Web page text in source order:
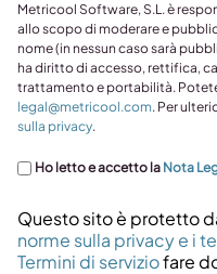
Metricool Software, S.L. è
allo scopo di moderare e
nome (in nessun caso sarà
ha diritto di accesso, rettifica,
trattamento e portabilità.
legal@metricool.com. Per
sulla privacy.
Ho letto e accetto la Nota
Questo sito è protetto
norme sulla privacy e i
Termini di serviziofare